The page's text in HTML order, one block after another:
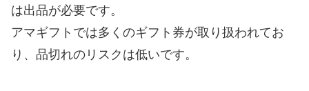
は出品が必要です。
アマギフトでは多くのギフト券が取り扱われてお
り、品切れのリスクは低いです。